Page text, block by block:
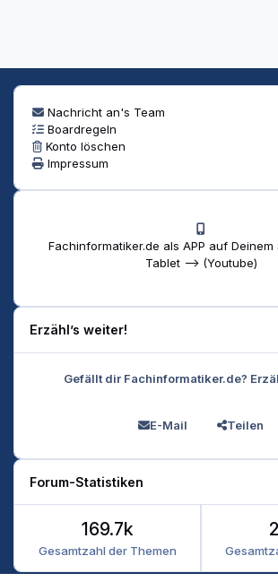
Nachricht an's Team
Boardregeln
Konto löschen
Impressum
Fachinformatiker.de als APP auf
Tablet --> (Youtube)
Erzähl’s weiter!
Gefällt dir Fachinformatiker.de?
E-Mail Teilen
Forum-Statistiken
Gesamtzahl der Themen
169.7k